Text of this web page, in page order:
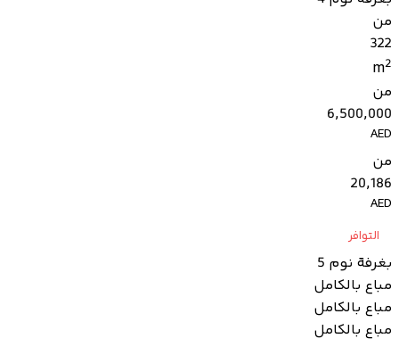
من
322
m2
من
6,500,000
AED
من
20,186
AED
التوافر
بغرفة نوم 5
مباع بالكامل
مباع بالكامل
مباع بالكامل